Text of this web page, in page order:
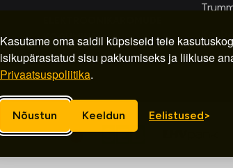
Kasutame oma saidil küpsiseid teie
isikupärastatud sisu pakkumiseks ja liikluse
Privaatsuspoliitika.
Nõustun Keeldun Eelistused
KOGUMINE
E-R –